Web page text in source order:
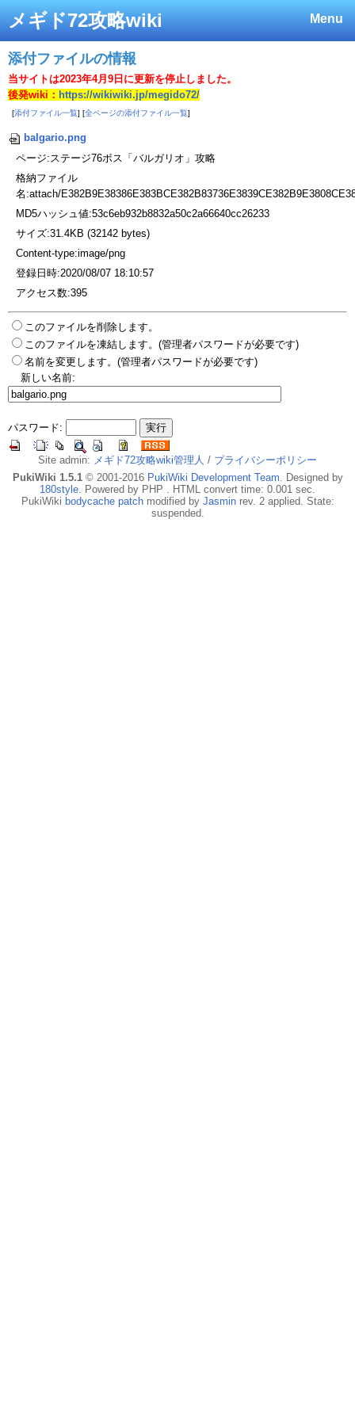
Menu
メギド72攻略wiki
添付ファイルの情報
当サイトは2023年4月9日に更新を停止しました。
後発wiki： https://wikiwiki.jp/megido72/
[添付ファイル一覧] [全ページの添付ファイル一覧]
balgario.png
ページ:ステージ76ボス「バルガリオ」攻略
格納ファイル
名:attach/
MD5ハッシュ値:53c6eb932b8832a50c2a66640cc26233
サイズ:31.4KB (32142 bytes)
Content-type:image/png
登録日時:2020/08/07 18:10:57
アクセス数:395
このファイルを削除します。
このファイルを凍結します。(管理者パスワードが必要です)
名前を変更します。(管理者パスワードが必要です)
新しい名前:
パスワード:
Site admin: メギド72攻略wiki管理人 / プライバシーポリシー
PukiWiki 1.5.1© 2001-2016 PukiWiki Development Team. Designed by
180style. Powered by PHP . HTML convert time: 0.001 sec.
PukiWiki bodycache patchmodified by Jasminrev. 2 applied. State:
suspended.